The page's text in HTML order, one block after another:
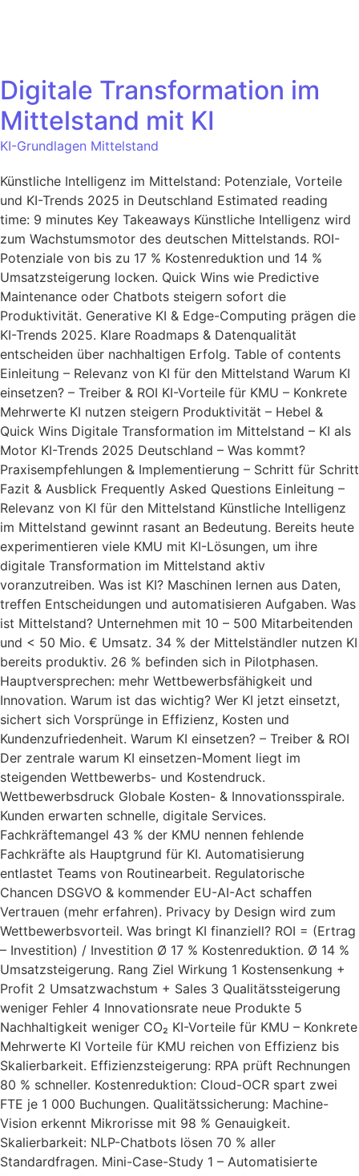
Digitale Transformation im
Mittelstand mit KI
KI-Grundlagen Mittelstand
Künstliche Intelligenz im Mittelstand: Potenziale, Vorteile
und KI-Trends 2025 in Deutschland Estimated reading
time: 9 minutes Key Takeaways Künstliche Intelligenz wird
zum Wachstumsmotor des deutschen Mittelstands. ROI-
Potenziale von bis zu 17 % Kostenreduktion und 14 %
Umsatzsteigerung locken. Quick Wins wie Predictive
Maintenance oder Chatbots steigern sofort die
Produktivität. Generative KI & Edge-Computing prägen die
KI-Trends 2025. Klare Roadmaps & Datenqualität
entscheiden über nachhaltigen Erfolg. Table of contents
Einleitung – Relevanz von KI für den Mittelstand Warum KI
einsetzen? – Treiber & ROI KI-Vorteile für KMU – Konkrete
Mehrwerte KI nutzen steigern Produktivität – Hebel &
Quick Wins Digitale Transformation im Mittelstand – KI als
Motor KI-Trends 2025 Deutschland – Was kommt?
Praxisempfehlungen & Implementierung – Schritt für Schritt
Fazit & Ausblick Frequently Asked Questions Einleitung –
Relevanz von KI für den Mittelstand Künstliche Intelligenz
im Mittelstand gewinnt rasant an Bedeutung. Bereits heute
experimentieren viele KMU mit KI-Lösungen, um ihre
digitale Transformation im Mittelstand aktiv
voranzutreiben. Was ist KI? Maschinen lernen aus Daten,
treffen Entscheidungen und automatisieren Aufgaben. Was
ist Mittelstand? Unternehmen mit 10 – 500 Mitarbeitenden
und < 50 Mio. € Umsatz. 34 % der Mittelständler nutzen KI
bereits produktiv. 26 % befinden sich in Pilotphasen.
Hauptversprechen: mehr Wettbewerbsfähigkeit und
Innovation. Warum ist das wichtig? Wer KI jetzt einsetzt,
sichert sich Vorsprünge in Effizienz, Kosten und
Kundenzufriedenheit. Warum KI einsetzen? – Treiber & ROI
Der zentrale warum KI einsetzen-Moment liegt im
steigenden Wettbewerbs- und Kostendruck.
Wettbewerbsdruck Globale Kosten- & Innovationsspirale.
Kunden erwarten schnelle, digitale Services.
Fachkräftemangel 43 % der KMU nennen fehlende
Fachkräfte als Hauptgrund für KI. Automatisierung
entlastet Teams von Routinearbeit. Regulatorische
Chancen DSGVO & kommender EU-AI-Act schaffen
Vertrauen (mehr erfahren). Privacy by Design wird zum
Wettbewerbsvorteil. Was bringt KI finanziell? ROI = (Ertrag
– Investition) / Investition Ø 17 % Kostenreduktion. Ø 14 %
Umsatzsteigerung. Rang Ziel Wirkung 1 Kostensenkung +
Profit 2 Umsatzwachstum + Sales 3 Qualitätssteigerung
weniger Fehler 4 Innovationsrate neue Produkte 5
Nachhaltigkeit weniger CO₂ KI-Vorteile für KMU – Konkrete
Mehrwerte KI Vorteile für KMU reichen von Effizienz bis
Skalierbarkeit. Effizienzsteigerung: RPA prüft Rechnungen
80 % schneller. Kostenreduktion: Cloud-OCR spart zwei
FTE je 1 000 Buchungen. Qualitätssicherung: Machine-
Vision erkennt Mikrorisse mit 98 % Genauigkeit.
Skalierbarkeit: NLP-Chatbots lösen 70 % aller
Standardfragen. Mini-Case-Study 1 – Automatisierte